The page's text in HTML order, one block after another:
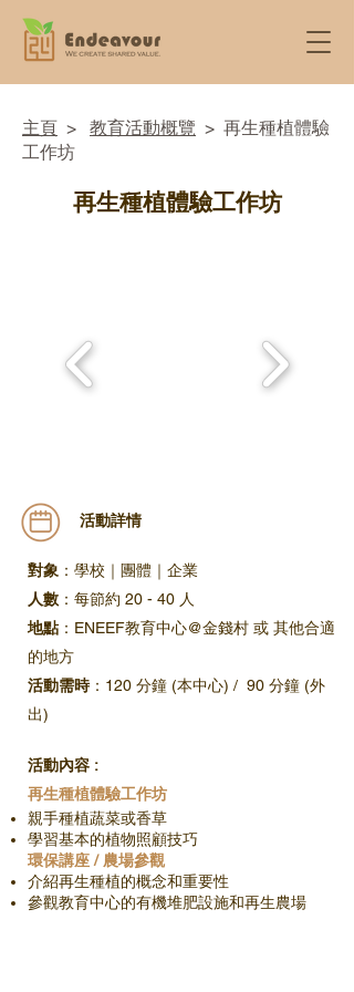
​主頁 > 教育活動概覽 > 再生種植體驗
工作坊
再生種植體驗工作坊
​活動詳情
對象 ：學校｜團體｜企業
人數 ：每節約 20 - 40 人
地點：ENEEF教育中心@金錢村 或 其他合適
的地方
活動需時：120 分鐘 (本中心) / 90 分鐘 (外
出)
活動內容 :
再生種植體驗工作坊
親手種植蔬菜或香草
學習基本的植物照顧技巧
環保講座 / 農場參觀
介紹再生種植的概念和重要性
參觀教育中心的有機堆肥設施和再生農場